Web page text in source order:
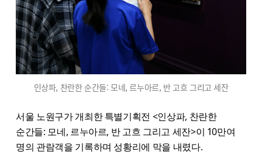
인상파, 찬란한 순간들: 모네, 르누아르, 반 고흐 그리고 세잔
서울 노원구가 개최한 특별기획전 <인상파, 찬란한
순간들: 모네, 르누아르, 반 고흐 그리고 세잔>이 10만여
명의 관람객을 기록하며 성황리에 막을 내렸다.